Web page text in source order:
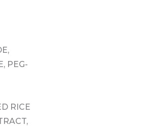
PEG-
RICE